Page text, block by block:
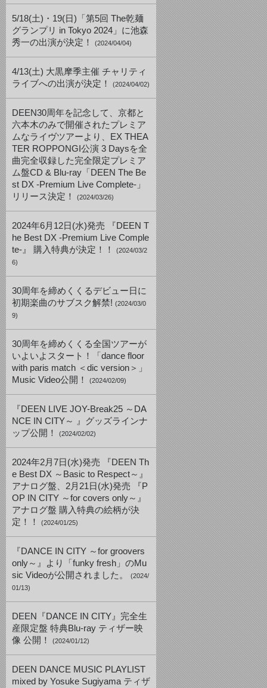
5/18(土)・19(日)「第5回 The乾麺
グランプリ in Tokyo 2024」に池森
秀一の出演が決定！
(2024/04/04)
4/13(土) 大黒摩季主催 チャリティ
ライブへの出演が決定！
(2024/04/02)
DEEN30周年を記念して、京都と
六本木のみで開催されたプレミア
ムなライヴツアーより、EX THEA
TER ROPPONGI公演 3 Daysを全
曲完全収録した完全限定プレミア
ム盤CD & Blu-ray「DEEN The Be
st DX -Premium Live Complete-」
リリース決定！
(2024/03/26)
2024年6月12日(水)発売 『DEEN T
he Best DX -Premium Live Comple
te-』 購入特典が決定！！
(2024/03/2
6)
30周年を締めくくるデビュー日に
初期楽曲のサブスク解禁! (2024/03/0
9)
30周年を締めくくる全国ツアーが
いよいよスタート！「dance floor
with paris match ＜dic version＞」
Music Video公開！
(2024/02/09)
『DEEN LIVE JOY-Break25 ～DA
NCE IN CITY～ 』グッズラインナ
ップ公開！
(2024/02/02)
2024年2月7日(水)発売 『DEEN Th
e Best DX ～Basic to Respect～』
アナログ盤、2月21日(水)発売 『P
OP IN CITY ～for covers only～』
アナログ盤 購入特典の絵柄が決
定！！
(2024/01/25)
『DANCE IN CITY ～for groovers
only～』より「funky fresh」のMu
sic Videoが公開されました。
(2024/
01/13)
DEEN『DANCE IN CITY』完全生
産限定盤 特典Blu-ray ティザー映
像 公開！
(2024/01/12)
DEEN DANCE MUSIC PLAYLIST
mixed by Yosuke Sugiyama ティザ